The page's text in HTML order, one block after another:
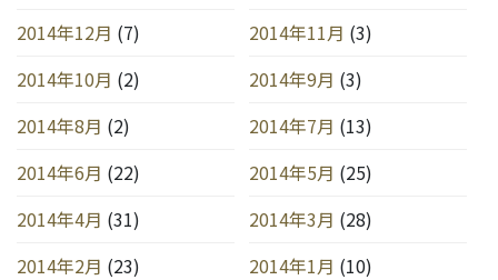
2014年12月 (7) 2014年11月 (3)
2014年10月 (2) 2014年9月 (3)
2014年8月 (2) 2014年7月 (13)
2014年6月 (22) 2014年5月 (25)
2014年4月 (31) 2014年3月 (28)
2014年2月 (23) 2014年1月 (10)